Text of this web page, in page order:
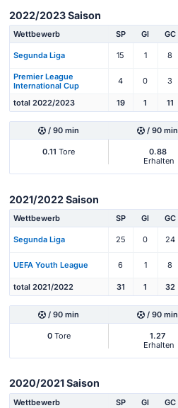
2022/2023 Saison
Wettbewerb SP Gl GC
Segunda Liga 15 1 8
Premier League
International Cup
4 0 3
total 2022/2023 19 1 11
/ 90 min / 90 min
0.11 Tore
0.88
Erhalten
2021/2022 Saison
Wettbewerb SP Gl GC
Segunda Liga 25 0 24
UEFA Youth League 6 1 8
total 2021/2022 31 1 32
/ 90 min / 90 min
0Tore
1.27
Erhalten
2020/2021 Saison
Wettbewerb SP Gl GC